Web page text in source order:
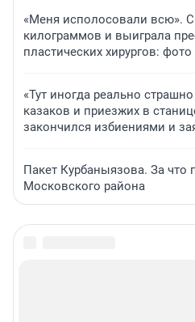
«Меня исполосовали всю».
килограммов и выиграла
пластических хирургов:
«Тут иногда реально
казаков и приезжих в
закончился избиениями и
Пакет Курбаныязова. За что
Московского района